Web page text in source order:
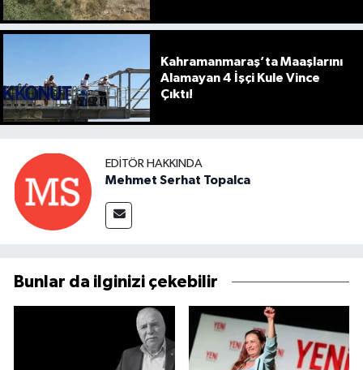
Kahramanmaraş’ta Maaşlarını
Alamayan 4 İşçi Kule Vince
Çıktı!
EDITÖR HAKKINDA
Mehmet Serhat Topalca
Bunlar da ilginizi çekebilir